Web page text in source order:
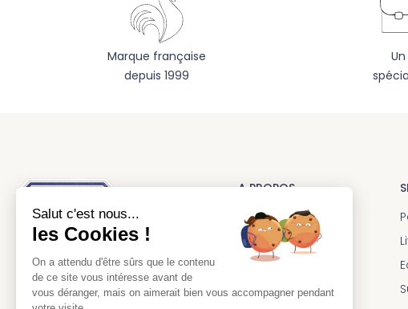
Marque française
depuis 1999
L’authentique tablier d’école
A PROPOS
La marque
Nos réalisations
CGV
Mentions légales
Salut c'est nous...
les Cookies !
On a attendu d'être sûrs que le contenu
de ce site vous intéresse avant de
vous déranger, mais on aimerait bien vous accompagner pendant